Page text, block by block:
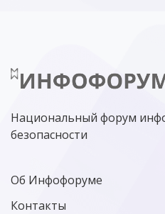
Национальный форум
безопасности
Об Инфофоруме
Контакты